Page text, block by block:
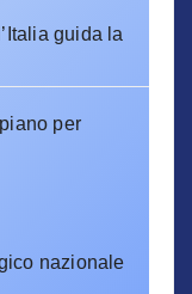
guida la
per
nazionale